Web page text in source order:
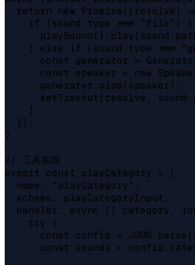
return new Promise((resolve)
    if (sound.type === "file") {
} else if (sound.type ===
const generator =
const speaker = new
      generator.pipe(speaker);
setTimeout(resolve,
    }
  });
}
// 工具实现
export const playCategory = {
  name: "playCategory",
  schema: playCategoryInput,
handler: async ({ category,
    try {
const config =
const sounds =